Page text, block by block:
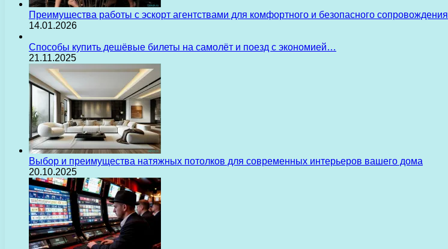
Преимущества работы с эскорт агентствами для комфортного и безопасного сопровождения
14.01.2026
Способы купить дешёвые билеты на самолёт и поезд с экономией…
21.11.2025
Выбор и преимущества натяжных потолков для современных интерьеров вашего дома
20.10.2025